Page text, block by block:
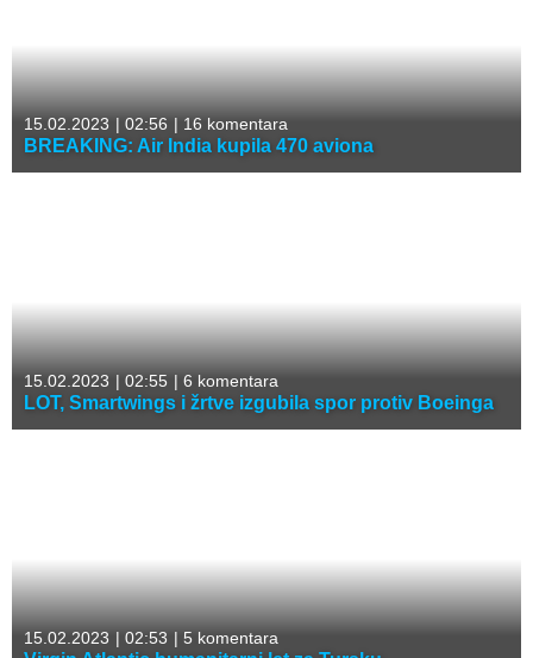
15.02.2023 | 02:56 | 16 komentara
BREAKING: Air India kupila 470 aviona
15.02.2023 | 02:55 | 6 komentara
LOT, Smartwings i žrtve izgubila spor protiv Boeinga
15.02.2023 | 02:53 | 5 komentara